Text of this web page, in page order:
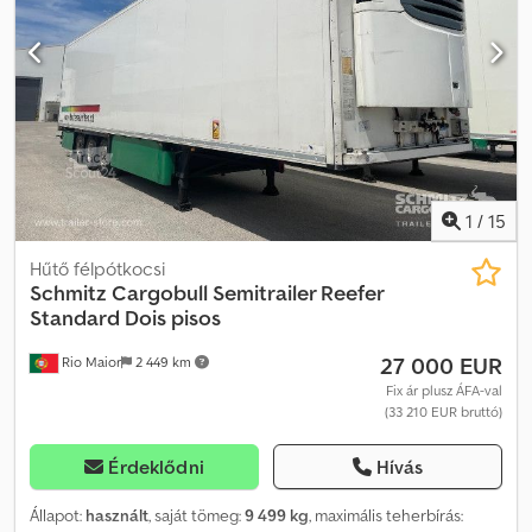
rakodótér-térfogat: 90 m³, 1. tengely: , 2. tengely: , 3. tengely: ,
légrugózás, ráfutásgátló, emelhető tengely, raklapemelő-tartó,
EBS elektronikus fékrendszer, tűzoltókészülék-tartó, pótkerék-
tartó, 1x15 ill. 2x7 pólusú csatlakozó, fröccsenésgátló, guminyomás-
ellenőrző rendszer. Dkjdpszqg Nkofx Apior
1 / 15
Rio Maior 2 449 km
Hűtő félpótkocsi
Schmitz Cargobull Semitrailer Reefer
Standard Dois pisos
27 000 EUR
Fix ár plusz ÁFA-val
(33 210 EUR bruttó)
Érdeklődni Hívás
Állapot: használt, saját tömeg:9 499 kg, maximális teherbírás: